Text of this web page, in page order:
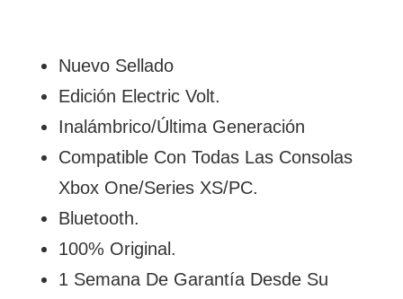
Nuevo Sellado
Edición Electric Volt.
Inalámbrico/Última Generación
Compatible Con Todas Las Consolas
Xbox One/Series XS/PC.
Bluetooth.
100% Original.
1 Semana De Garantía Desde Su